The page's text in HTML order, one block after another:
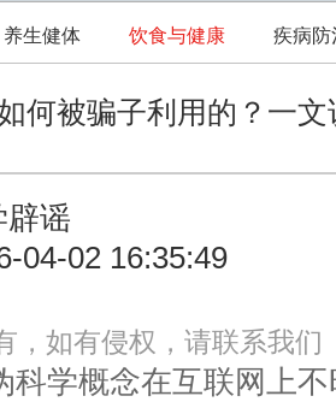
养生健体 饮食与健康 疾病防
何被骗子利用的？一
辟谣
04-02 16:35:49
，如有侵权，请联系我们
科学概念在互联网上